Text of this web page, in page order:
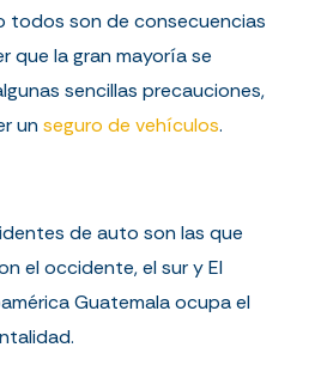
todos son de consecuencias
que la gran mayoría se
sencillas precauciones,
un seguro de vehículos.
de auto son las que
el occidente, el sur y El
Guatemala ocupa el